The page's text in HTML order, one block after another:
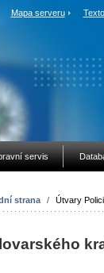
Mapa serveru
servis
strana / Útvary